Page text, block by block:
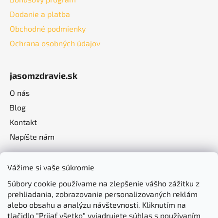
Vážime si vaše súkromie
Súbory cookie používame na zlepšenie vášho zážitku z
prehliadania, zobrazovanie personalizovaných reklám
alebo obsahu a analýzu návštevnosti. Kliknutím na
tlačidlo "Prijať všetko" vyjadrujete súhlas s používaním
Dodanie a platba
Obchodné podmienky
Ochrana osobných údajov
jasomzdravie.sk
O nás
Blog
Kontakt
Napíšte nám